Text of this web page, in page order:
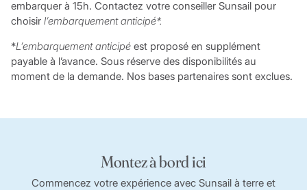
embarquer à 15h. Contactez votre conseiller Sunsail pour
choisir l’embarquement anticipé*.
*L’embarquement anticipé est proposé en supplément
payable à l’avance. Sous réserve des disponibilités au
moment de la demande. Nos bases partenaires sont exclues.
Montez à bord ici
Commencez votre expérience avec Sunsail à terre et